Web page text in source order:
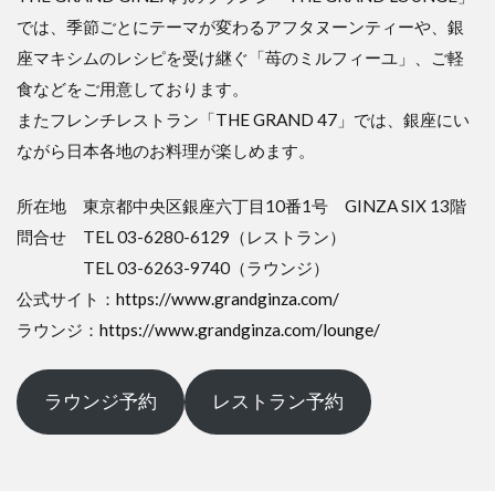
では、季節ごとにテーマが変わるアフタヌーンティーや、銀
座マキシムのレシピを受け継ぐ「苺のミルフィーユ」、ご軽
食などをご用意しております。
またフレンチレストラン「THE GRAND 47」では、銀座にい
ながら日本各地のお料理が楽しめます。
所在地 東京都中央区銀座六丁目10番1号 GINZA SIX 13階
問合せ TEL 03-6280-6129（レストラン）
TEL 03-6263-9740（ラウンジ）
公式サイト： https://www.grandginza.com/
ラウンジ： https://www.grandginza.com/lounge/
ラウンジ予約 レストラン予約